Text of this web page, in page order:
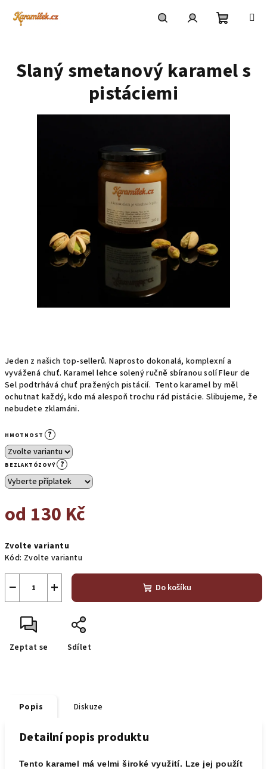
obsah
košík
Jeden z našich top-sellerů. Naprosto dokonalá, komplexní a
vyvážená chuť. Karamel lehce solený ručně sbíranou solí Fleur de
Sel podtrhává chuť pražených pistácií. Tento karamel by měl
ochutnat každý, kdo má alespoň trochu rád pistácie. Slibujeme, že
nebudete zklamáni.
HMOTNOST ?
BEZLAKTÓZOVÝ ?
od 130 Kč
cena:
Zvolte variantu
Kód: Zvolte variantu
+
− Do košíku
Zeptat se Sdílet
Slaný smetanový karamel s
pistáciemi
Popis Diskuze
Detailní popis produktu
Tento karamel má velmi široké využití. Lze jej použít